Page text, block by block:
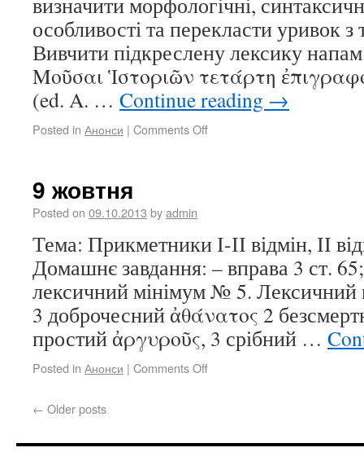
особливості та перекласти уривок з
Вивчити підкреслену лексику
Μοῦσαι Ἱστοριῶν τετάρτη
(ed. A. … Continue reading →
Posted in Анонси | Comments Off
9 жовтня
Posted on 09.10.2013 byadmin
Тема: Прикметники І-ІІ відмін, ІІ
Домашнє завдання: – вправа 3 ст.
лексичний мінімум № 5.
3 доброчесний ἀθάνατος 2
простий ἀργυροῦς, 3 срібний …
Posted in Анонси | Comments Off
← Older posts